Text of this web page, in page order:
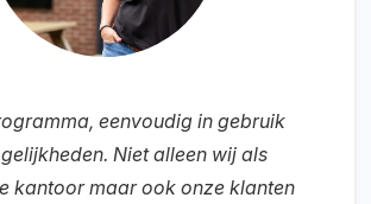
eenvoudig in gebruik
Niet alleen wij als
kantoor maar ook onze klanten